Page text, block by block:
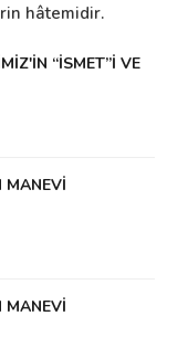
hâtemidir.
“İSMET”İ VE
MANEVİ
MANEVİ